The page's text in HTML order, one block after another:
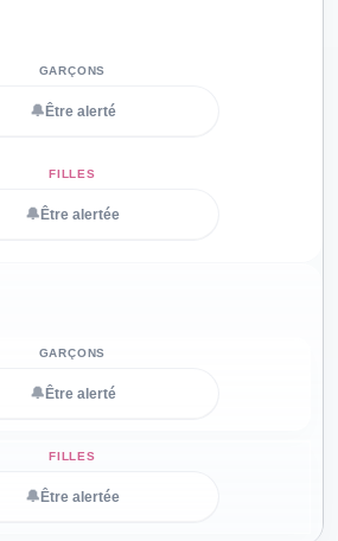
🔔 Être alerté
🔔 Être alertée
🔔 Être alerté
🔔 Être alertée